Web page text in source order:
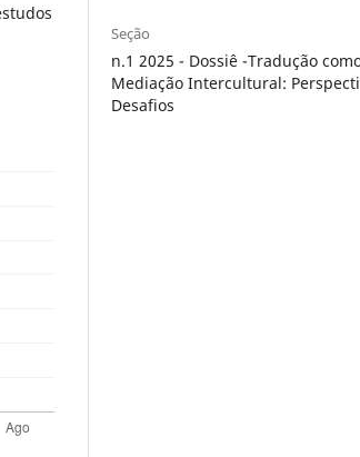
Seção
n.1 2025 - Dossiê -Tradução
Mediação Intercultural:
Desafios